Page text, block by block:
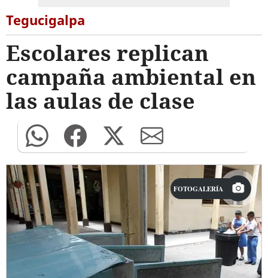
Tegucigalpa
Escolares replican
campaña ambiental en
las aulas de clase
FOTOGALERÍA